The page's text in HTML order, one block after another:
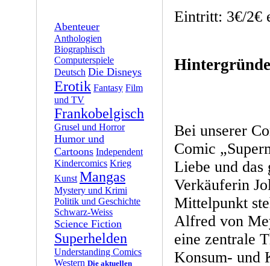
Abenteuer
Anthologien
Biographisch
Computerspiele
Deutsch Die Disneys
Erotik Fantasy Film
und TV
Frankobelgisch
Grusel und Horror
Humor und
Cartoons Independent
Kindercomics Krieg
Kunst Mangas
Mystery und Krimi
Politik und Geschichte
Schwarz-Weiss
Science Fiction
Superhelden
Understanding Comics
Western Die aktuellen
Eintritt: 3€/2€
Hintergründe
Bei unserer
Comic
Liebe und das
Verkäuferin
Mittelpunkt
Alfred von
eine zentrale
Konsum- und